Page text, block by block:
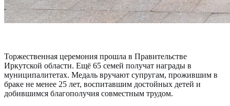
Торжественная церемония прошла в Правительстве
Иркутской области. Ещё 65 семей получат награды в
муниципалитетах. Медаль вручают супругам, прожившим в
браке не менее 25 лет, воспитавшим достойных детей и
добившимся благополучия совместным трудом.